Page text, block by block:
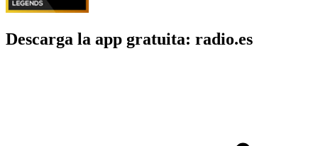
Descarga la app gratuita: radio.es